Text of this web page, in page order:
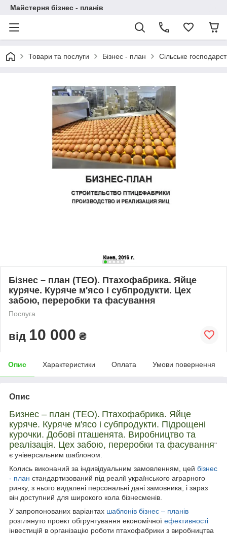
Майстерня бізнес - планів
Товари та послуги Бізнес - план Сільське
Бізнес – план (ТЕО). Птахофабрика. Яйце
куряче. Куряче м'ясо і субпродукти. Цех
забою, переробки та фасування
Послуга
від 10 000 ₴
Опис Характеристики Оплата Умови повернення
Опис
Бизнес – план (ТЕО). Птахофабрика. Яйце
куряче. Куряче м'ясо і субпродукти. Підрощені
курочки. Добові пташенята. Виробництво та
реалізація. Цех забою, переробки та фасування"
є універсальним шаблоном.
Колись виконаний за індивідуальним замовленням, цей бізнес
- план стандартизований під реалії українського аграрного
ринку, з нього видалені персональні дані замовника, і зараз
він доступний для широкого кола бізнесменів.
У запропонованих варіантах шаблонів бізнес – планів
розглянуто проект обгрунтування економічної ефективності
інвестицій в організацію роботи птахофабрики з виробництва